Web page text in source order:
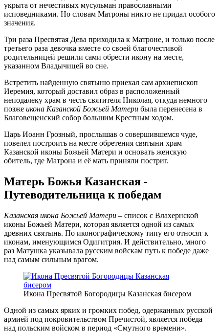
укрыта от нечестивых мусульман православными
исповедниками. Но словам Матроны никто не придал особого
значения.
Три раза Пресвятая Дева приходила к Матроне, и только после
третьего раза девочка вместе со своей благочестивой
родительницей решили сами обрести икону на месте,
указанном Владычицей во сне.
Встретить найденную святыню приехал сам архиепископ
Иеремия, который доставил образ в расположенный
неподалеку храм в честь святителя Николая, откуда немного
позже икона Казанской Божьей Матери была перенесена в
Благовещенский собор большим Крестным ходом.
Царь Иоанн Грозный, прослышав о совершившемся чуде,
повелел построить на месте обретения святыни храм
Казанской иконы Божьей Матери и основать женскую
обитель, где Матрона и её мать приняли постриг.
Матерь Божья Казанская -
Путеводительница к победам
Казанская икона Божьей Матери – список с Влахернской
иконы Божьей Матери, которая является одной из самых
древних святынь. По иконографическому типу его относят к
иконам, именующимся Одигитрия. И действительно, много
раз Матушка указывала русским войскам путь к победе даже
над самым сильным врагом.
Икона Пресвятой Богородицы Казанская бисером
Одной из самых ярких и громких побед, одержанных русской
армией под покровительством Пречистой, является победа
над польским войском в период «Смутного времени».